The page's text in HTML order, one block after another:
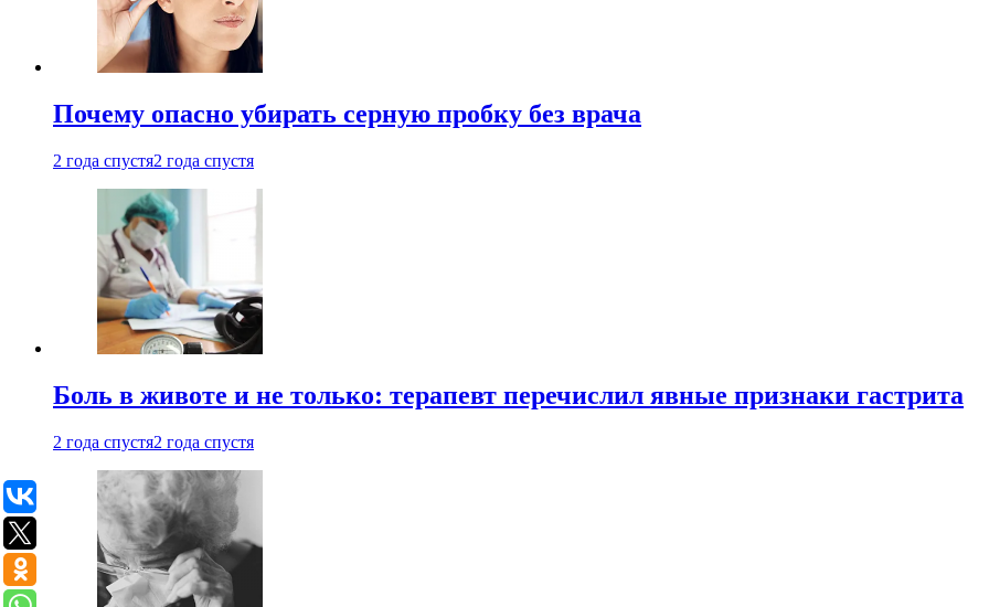
Почему опасно убирать серную пробку без врача
2 года спустя2 года спустя
Боль в животе и не только: терапевт перечислил явные признаки гастрита
2 года спустя2 года спустя